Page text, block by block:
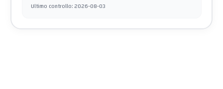
Ultimo controllo:2026-08-03